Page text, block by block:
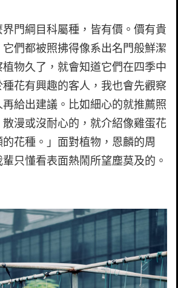
門綱目科屬種，皆有價。價有貴
們都被照拂得像系出名門般鮮潔
物久了，就會知道它們在四季中
花有興趣的客人，我也會先觀察
給出建議。比如細心的就推薦照
漫或沒耐心的，就介紹像雞蛋花
花種。」面對植物，恩麟的周
只懂看表面熱鬧所望塵莫及的。